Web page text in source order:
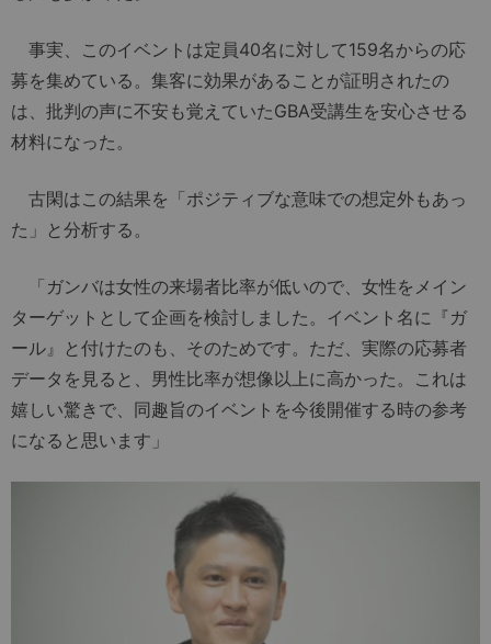
事実、このイベントは定員40名に対して159名からの応
募を集めている。集客に効果があることが証明されたの
は、批判の声に不安も覚えていたGBA受講生を安心させる
材料になった。
古閑はこの結果を「ポジティブな意味での想定外もあっ
た」と分析する。
「ガンバは女性の来場者比率が低いので、女性をメイン
ターゲットとして企画を検討しました。イベント名に『ガ
ール』と付けたのも、そのためです。ただ、実際の応募者
データを見ると、男性比率が想像以上に高かった。これは
嬉しい驚きで、同趣旨のイベントを今後開催する時の参考
になると思います」